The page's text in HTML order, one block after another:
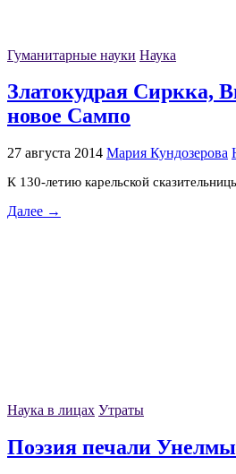
Гуманитарные науки Наука
Златокудрая Сиркка,
новое Сампо
27 августа 2014 Мария Кундозерова
К 130-летию карельской
Далее →
Наука в лицах Утраты
Поэзия печали